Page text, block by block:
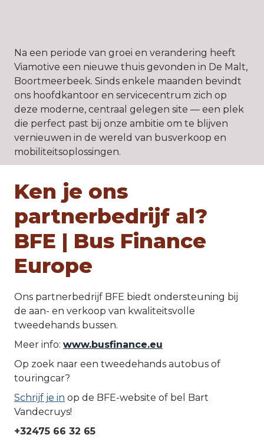
Na een periode van groei en verandering heeft
Viamotive een nieuwe thuis gevonden in De Malt,
Boortmeerbeek. Sinds enkele maanden bevindt
ons hoofdkantoor en servicecentrum zich op
deze moderne, centraal gelegen site — een plek
die perfect past bij onze ambitie om te blijven
vernieuwen in de wereld van busverkoop en
mobiliteitsoplossingen.
Ken je ons
partnerbedrijf al?
BFE | Bus Finance
Europe
Ons partnerbedrijf BFE biedt ondersteuning bij
de aan- en verkoop van kwaliteitsvolle
tweedehands bussen.
Meer info: www.busfinance.eu
Op zoek naar een tweedehands autobus of
touringcar?
Schrijf je in op de BFE-website of bel Bart
Vandecruys!
+32475 66 32 65